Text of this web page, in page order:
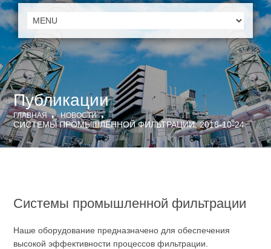
Публикации
ГЛАВНАЯ НОВОСТИ
СИСТЕМЫ ПРОМЫШЛЕННОЙ ФИЛЬТРАЦИИ, 2018-10-24
Системы промышленной фильтрации
Наше оборудование предназначено для обеспечения
высокой эффективности процессов фильтрации.